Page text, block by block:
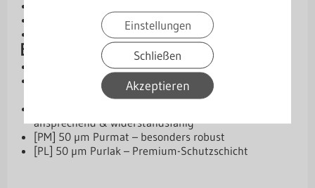
Einstellungen
Schließen
Akzeptieren
Beschichtungen und Schutz
Aluzink – Basis-Schutzschicht
[SP] 25 µm Standardpolyester – wirtschaftliche
ansprechend & widerstandsfähig
[PM] 50 µm Purmat – besonders robust
[PL] 50 µm Purlak – Premium-Schutzschicht